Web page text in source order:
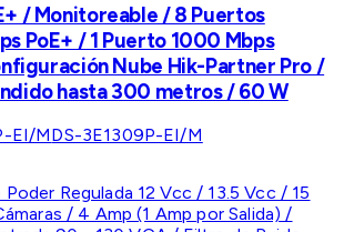
/ Monitoreable / 8 Puertos
PoE+ / 1 Puerto 1000 Mbps
Nube Hik-Partner Pro /
hasta 300 metros / 60 W
EI/MDS-3E1309P-EI/M